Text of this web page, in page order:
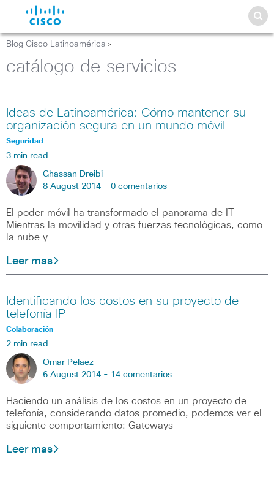
Blog Cisco Latinoamérica >
catálogo de servicios
Ideas de Latinoamérica: Cómo mantener su
organización segura en un mundo móvil
Seguridad
3 min read
Ghassan Dreibi
8 August 2014 - 0 comentarios
El poder móvil ha transformado el panorama de IT
Mientras la movilidad y otras fuerzas tecnológicas, como
la nube y
Leer mas
Identificando los costos en su proyecto de
telefonía IP
Colaboración
2 min read
Omar Pelaez
6 August 2014 - 14 comentarios
Haciendo un análisis de los costos en un proyecto de
telefonía, considerando datos promedio, podemos ver el
siguiente comportamiento: Gateways
Leer mas